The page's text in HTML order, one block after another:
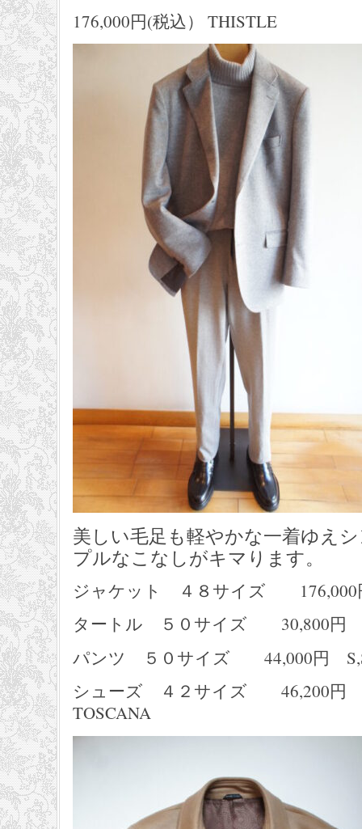
176,000円(税込） THISTLE
美しい毛足も軽やかな一着ゆえ
プルなこなしがキマります。
ジャケット ４８サイズ 176,000
タートル ５０サイズ 30,800円
パンツ ５０サイズ 44,000円
シューズ ４２サイズ 46,200円
TOSCANA